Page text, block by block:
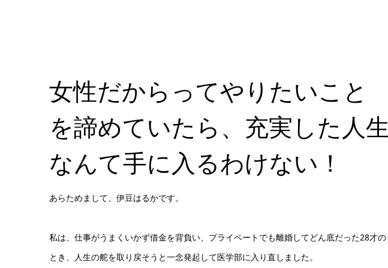
女性だからってやりたいこと
を諦めていたら、充実した人生
なんて手に入るわけない！
あらためまして、伊豆はるかです。
私は、仕事がうまくいかず借金を背負い、プライベートでも離婚してどん底だった28才の
とき、人生の舵を取り戻そうと一念発起して医学部に入り直しました。